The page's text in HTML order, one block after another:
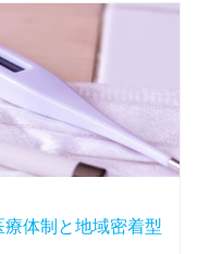
体制と地域密着型